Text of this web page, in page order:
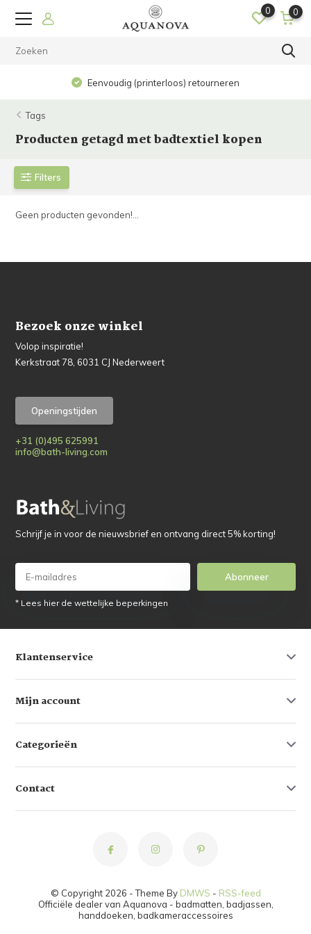
0 0
Eenvoudig (printerloos) retourneren
Tags
Producten getagd met badtextiel kopen
Filters
Geen producten gevonden!...
Bezoek onze winkel
Volop inspiratie!
Kerkstraat 78, 6031 CJ Nederweert
Openingstijden
+31 (0)495 625991
info@bath-living.com
Schrijf je in voor de nieuwsbrief en ontvang direct 5% korting!
Abonneer
* Lees hier de wettelijke beperkingen
Klantenservice
Mijn account
Categorieën
Contact
© Copyright 2026 - Theme By DMWS - RSS-feed
Officiële dealer van Aquanova - badmatten, badjassen,
handdoeken, badkameraccessoires